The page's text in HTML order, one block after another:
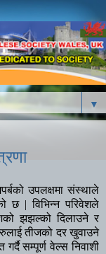
▼
उपलक्षमा संस्थाले
छ | विभिन्न परिवेशले
झझल्को दिलाउने र
तीजको दर खुवाउने
सम्पूर्ण वेल्स निवाशी